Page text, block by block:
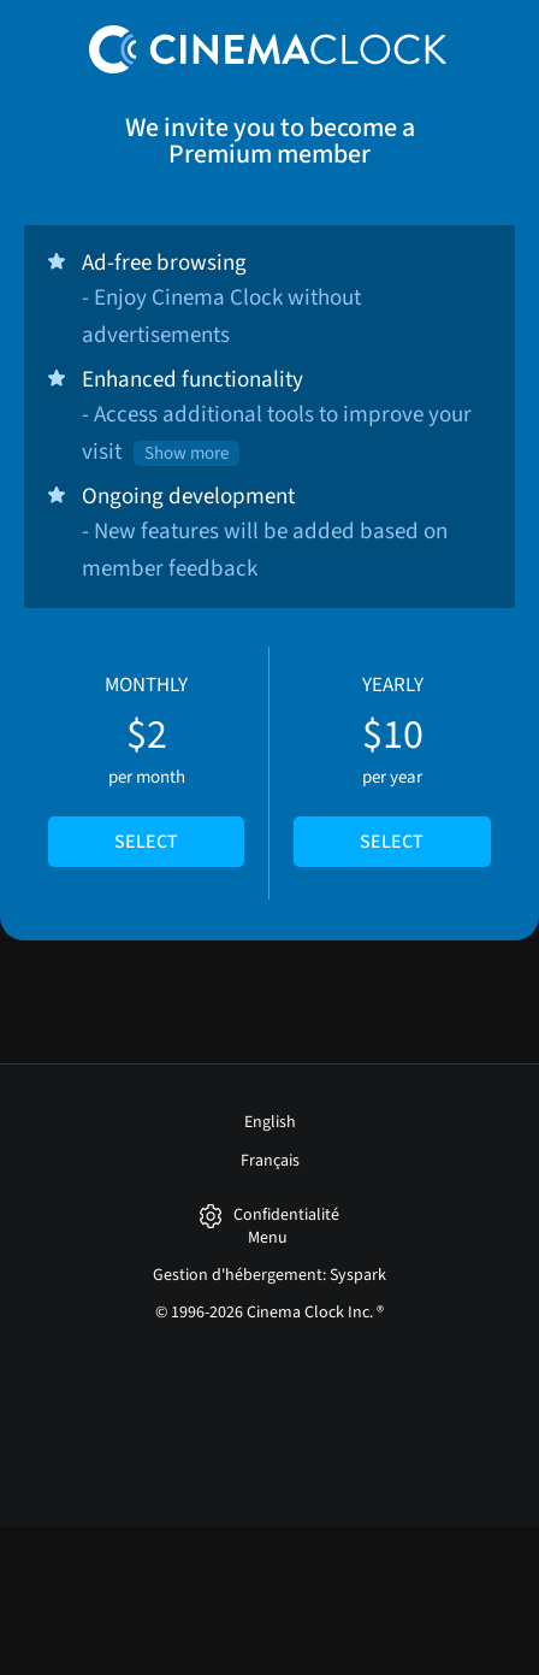
We invite you to become a
Premium member
Ad-free browsing
- Enjoy Cinema Clock without
advertisements
Enhanced functionality
- Access additional tools to improve your
visit
Show more
Ongoing development
- New features will be added based on
member feedback
MONTHLY
$2
per month
SELECT
YEARLY
$10
per year
SELECT
English
Français
Confidentialité
Menu
Gestion d'hébergement: Syspark
© 1996-2026 Cinema Clock Inc. ®